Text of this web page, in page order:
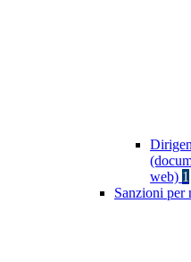
web) 1
Sanzioni per